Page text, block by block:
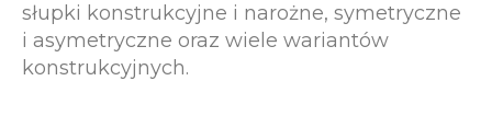
słupki konstrukcyjne i narożne, symetryczne
i asymetryczne oraz wiele wariantów
konstrukcyjnych.